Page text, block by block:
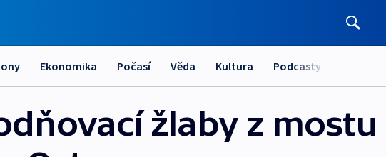
Ekonomika Počasí Věda Kultura Podcasty
žlaby z mostu